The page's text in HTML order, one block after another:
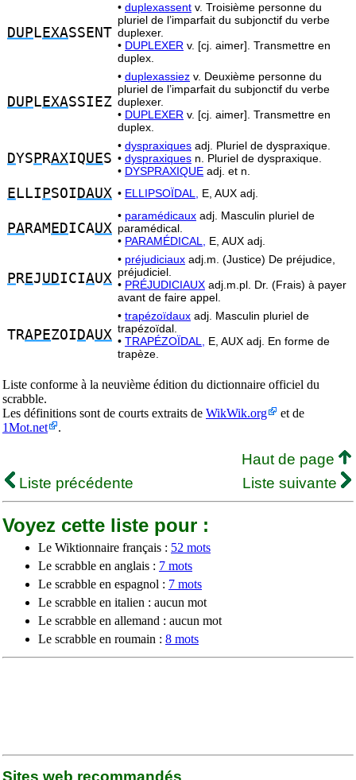
DUP L EXASSENT
• duplexassent v. Troisième personne du
pluriel de l’imparfait du subjonctif du verbe
duplexer.
• DUPLEXER v. [cj. aimer]. Transmettre en
duplex.
DUP L EXASSIEZ
• duplexassiez v. Deuxième personne du
pluriel de l’imparfait du subjonctif du verbe
duplexer.
• DUPLEXER v. [cj. aimer]. Transmettre en
duplex.
DYS P RAXIQUES
• dyspraxiques adj. Pluriel de dyspraxique.
• dyspraxiques n. Pluriel de dyspraxique.
• DYSPRAXIQUE adj. et n.
E LLI PSOI DAUX • ELLIPSOÏDAL, E, AUX adj.
PARAM EDICAUX
• paramédicaux adj. Masculin pluriel de
paramédical.
• PARAMÉDICAL, E, AUX adj.
P REJUDICIAUX
• préjudiciaux adj.m. (Justice) De préjudice,
préjudiciel.
• PRÉJUDICIAUX adj.m.pl. Dr. (Frais) à payer
avant de faire appel.
TRAPEZOI DAUX
• trapézoïdaux adj. Masculin pluriel de
trapézoïdal.
• TRAPÉZOÏDAL,
E, AUX adj. En forme de
trapèze.
Liste conforme à la neuvième édition du dictionnaire officiel du
scrabble.
Les définitions sont de courts extraits de WikWik.org
et de
1Mot.net
.
Haut de page
Liste précédente
Liste suivante
Voyez cette liste pour :
Le Wiktionnaire français : 52 mots
Le scrabble en anglais : 7 mots
Le scrabble en espagnol : 7 mots
Le scrabble en italien : aucun mot
Le scrabble en allemand : aucun mot
Le scrabble en roumain : 8 mots
Sites web recommandés